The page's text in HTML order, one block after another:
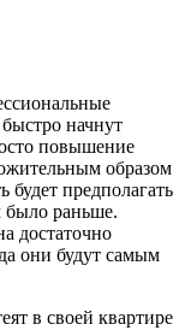
начнут
повышение
образом
будет предполагать
было раньше.
достаточно
они будут самым
в своей квартире